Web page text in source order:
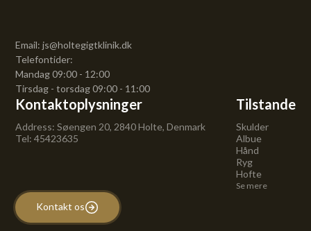
Email: js@holtegigtklinik.dk
Telefontider:
Mandag 09:00 - 12:00
Tirsdag - torsdag 09:00 - 11:00
Kontaktoplysninger
Address: Søengen 20, 2840 Holte, Denmark
Tel: 45423635
Tilstande
Skulder
Albue
Hånd
Ryg
Hofte
Se mere
Kontakt os